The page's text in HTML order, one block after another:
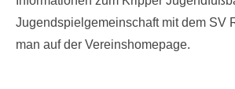
Jugendspielgemeinschaft mit dem SV
man auf der Vereinshomepage.